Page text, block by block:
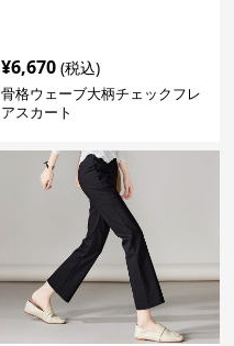
¥6,670 (税込)
骨格ウェーブ大柄チェックフレ
アスカート